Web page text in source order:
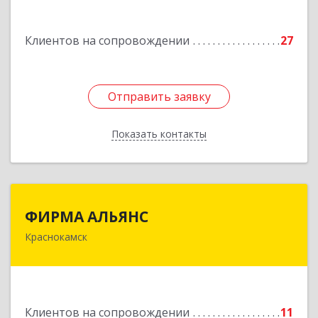
Клиентов на сопровождении 27
Отправить заявку
Показать контакты
Отправить заявку
Назад
ФИРМА АЛЬЯНС
Краснокамск
Клиентов на сопровождении 11